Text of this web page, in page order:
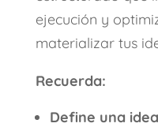
ejecución y
materializar tus
Recuerda:
Define una